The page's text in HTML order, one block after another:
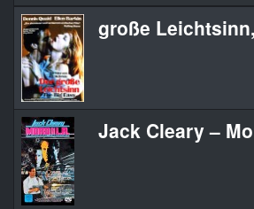
große
Jack Cleary –